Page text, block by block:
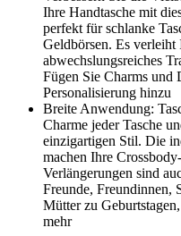
Ihre Handtasche mit
perfekt für schlanke
Geldbörsen. Es
abwechslungsreiches
Fügen Sie Charms und
Personalisierung hinzu
Breite Anwendung:
Charme jeder Tasche
einzigartigen Stil. Die
machen Ihre
Verlängerungen sind
Freunde, Freundinnen,
Mütter zu
mehr